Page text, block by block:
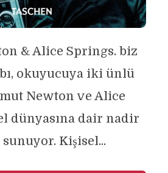
& Alice Springs. biz
okuyucuya iki ünlü
Newton ve Alice
dünyasına dair nadir
sunuyor. Kişisel...